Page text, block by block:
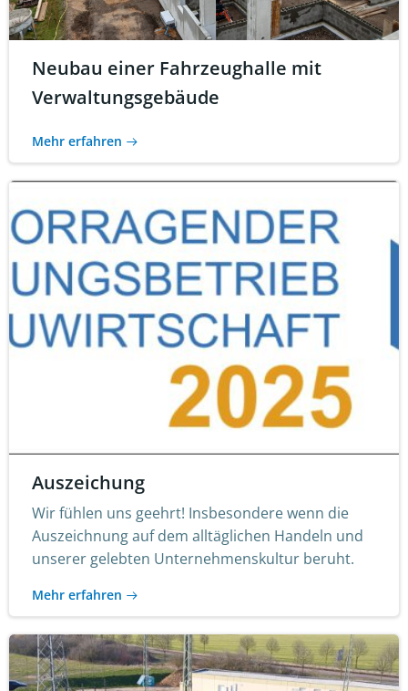
Neubau einer Fahrzeughalle mit
Verwaltungsgebäude
Mehr erfahren
Auszeichung
Wir fühlen uns geehrt! Insbesondere wenn die
Auszeichnung auf dem alltäglichen Handeln und
unserer gelebten Unternehmenskultur beruht.
Mehr erfahren